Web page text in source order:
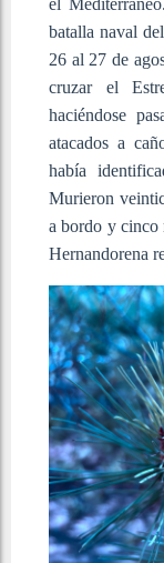
batalla naval
26 al 27 de
cruzar el
haciéndose
atacados a
había
Murieron
a bordo y cinco
Hernandorena